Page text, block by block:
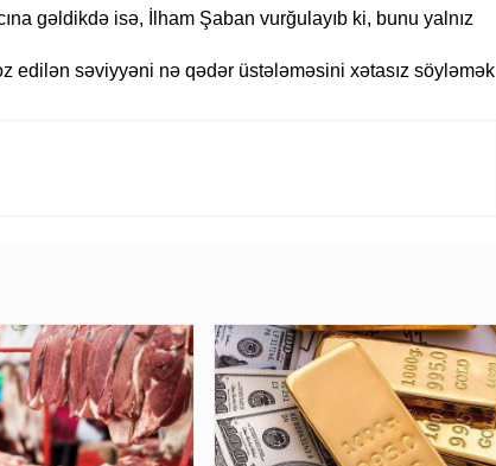
gəldikdə isə, İlham Şaban vurğulayıb ki, bunu yalnız
edilən səviyyəni nə qədər üstələməsini xətasız söyləmək